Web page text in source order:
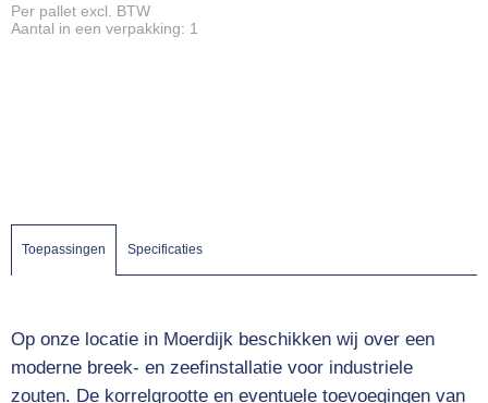
Per pallet excl. BTW
Aantal in een verpakking: 1
Toepassingen Specificaties
Op onze locatie in Moerdijk beschikken wij over een
moderne breek- en zeefinstallatie voor industriele
zouten. De korrelgrootte en eventuele toevoegingen van